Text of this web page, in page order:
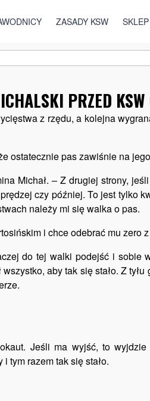
ZASADY KSW SKLEP
PRZED
z rzędu, a kolejna
ostatecznie pas zawiśnie na
Michał. – Z drugiej strony,
czy później. To jest tylko
należy mi się walka o pas.
i chce odebrać mu zero
do tej walki podejść i sobie
aby tak się stało. Z
Jeśli ma wyjść, to
tym razem tak się stało.